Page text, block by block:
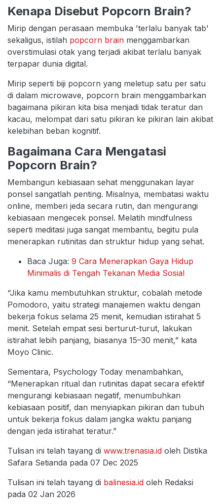
Kenapa Disebut Popcorn Brain?
Mirip dengan perasaan membuka 'terlalu banyak tab'
sekaligus, istilah popcorn brain menggambarkan
overstimulasi otak yang terjadi akibat terlalu banyak
terpapar dunia digital.
Mirip seperti biji popcorn yang meletup satu per satu
di dalam microwave, popcorn brain menggambarkan
bagaimana pikiran kita bisa menjadi tidak teratur dan
kacau, melompat dari satu pikiran ke pikiran lain akibat
kelebihan beban kognitif.
Bagaimana Cara Mengatasi
Popcorn Brain?
Membangun kebiasaan sehat menggunakan layar
ponsel sangatlah penting. Misalnya, membatasi waktu
online, memberi jeda secara rutin, dan mengurangi
kebiasaan mengecek ponsel. Melatih mindfulness
seperti meditasi juga sangat membantu, begitu pula
menerapkan rutinitas dan struktur hidup yang sehat.
Baca Juga: 9 Cara Menerapkan Gaya Hidup
Minimalis di Tengah Tekanan Media Sosial
“Jika kamu membutuhkan struktur, cobalah metode
Pomodoro, yaitu strategi manajemen waktu dengan
bekerja fokus selama 25 menit, kemudian istirahat 5
menit. Setelah empat sesi berturut-turut, lakukan
istirahat lebih panjang, biasanya 15–30 menit,” kata
Moyo Clinic.
Sementara, Psychology Today menambahkan,
“Menerapkan ritual dan rutinitas dapat secara efektif
mengurangi kebiasaan negatif, menumbuhkan
kebiasaan positif, dan menyiapkan pikiran dan tubuh
untuk bekerja fokus dalam jangka waktu panjang
dengan jeda istirahat teratur.”
Tulisan ini telah tayang di www.trenasia.id oleh Distika
Safara Setianda pada 07 Dec 2025
Tulisan ini telah tayang di balinesia.id oleh Redaksi
pada 02 Jan 2026